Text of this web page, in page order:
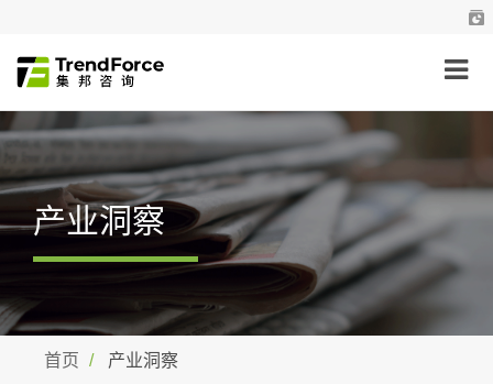
产业洞察
首页 产业洞察